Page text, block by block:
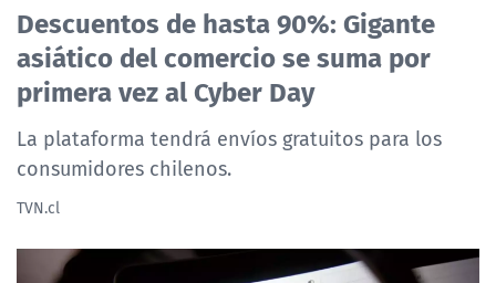
CASTING MASTERCHEF CHILE
CASTING TVN VERTICAL
TVN VERTICAL
TVN PLAY
Descuentos de hasta 90%: Gigante
asiático del comercio se suma por
primera vez al Cyber Day
La plataforma tendrá envíos gratuitos para los
consumidores chilenos.
TVN.cl